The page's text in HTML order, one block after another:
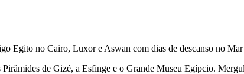
Egito no Cairo, Luxor e Aswan com dias de descanso no
de Gizé, a Esfinge e o Grande Museu Egípcio.